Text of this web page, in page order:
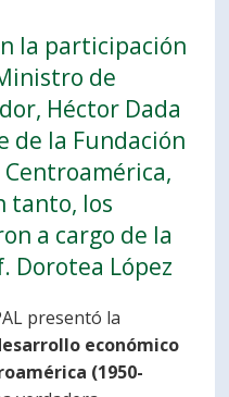
Egresados
la participación
de
Héctor Dada
de la Fundación
tanto, los
a cargo de la
Dorotea López
presentó la
económico
(1950-